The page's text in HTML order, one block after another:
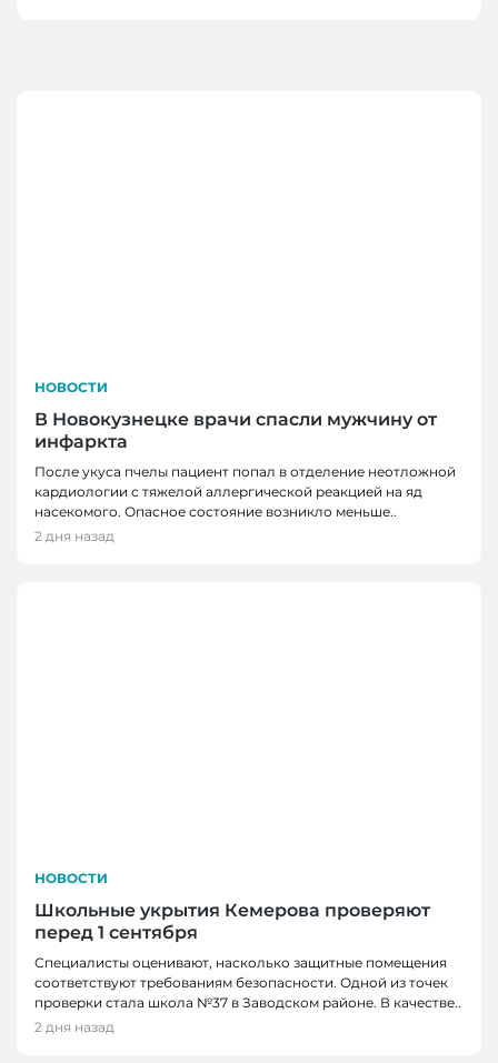
НОВОСТИ
В Новокузнецке врачи спасли мужчину от
инфаркта
После укуса пчелы пациент попал в отделение неотложной
кардиологии с тяжелой аллергической реакцией на яд
насекомого. Опасное состояние возникло меньше..
2 дня назад
НОВОСТИ
Школьные укрытия Кемерова проверяют
перед 1 сентября
Специалисты оценивают, насколько защитные помещения
соответствуют требованиям безопасности. Одной из точек
проверки стала школа №37 в Заводском районе. В качестве..
2 дня назад